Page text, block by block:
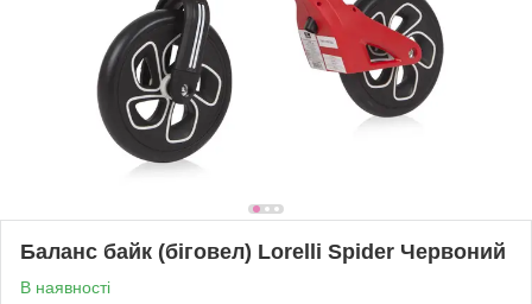
Баланс байк (біговел) Lorelli Spider Червоний
В наявності